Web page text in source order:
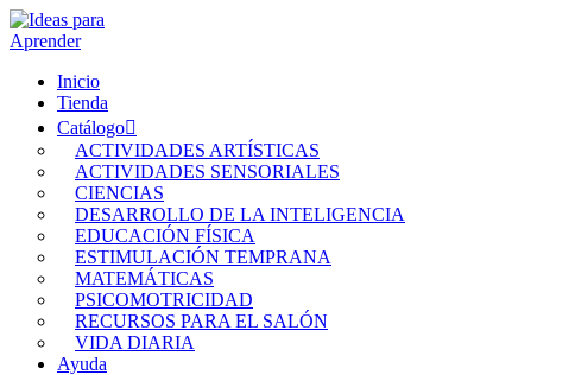
Inicio
Tienda
Catálogo
ACTIVIDADES ARTÍSTICAS
ACTIVIDADES SENSORIALES
CIENCIAS
DESARROLLO DE LA INTELIGENCIA
EDUCACIÓN FÍSICA
ESTIMULACIÓN TEMPRANA
MATEMÁTICAS
PSICOMOTRICIDAD
RECURSOS PARA EL SALÓN
VIDA DIARIA
Ayuda